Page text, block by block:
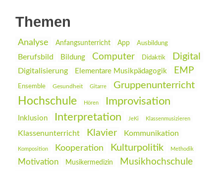
Themen
Analyse Anfangsunterricht App Ausbildung
Berufsbild Bildung Computer Didaktik Digital
Digitalisierung Elementare Musikpädagogik EMP
Ensemble Gesundheit Gitarre Gruppenunterricht
Hochschule Hören Improvisation
Inklusion Interpretation JeKi Klassenmusizieren
Klassenunterricht Klavier Kommunikation
Komposition Kooperation Kulturpolitik Methodik
Motivation Musikermedizin Musikhochschule